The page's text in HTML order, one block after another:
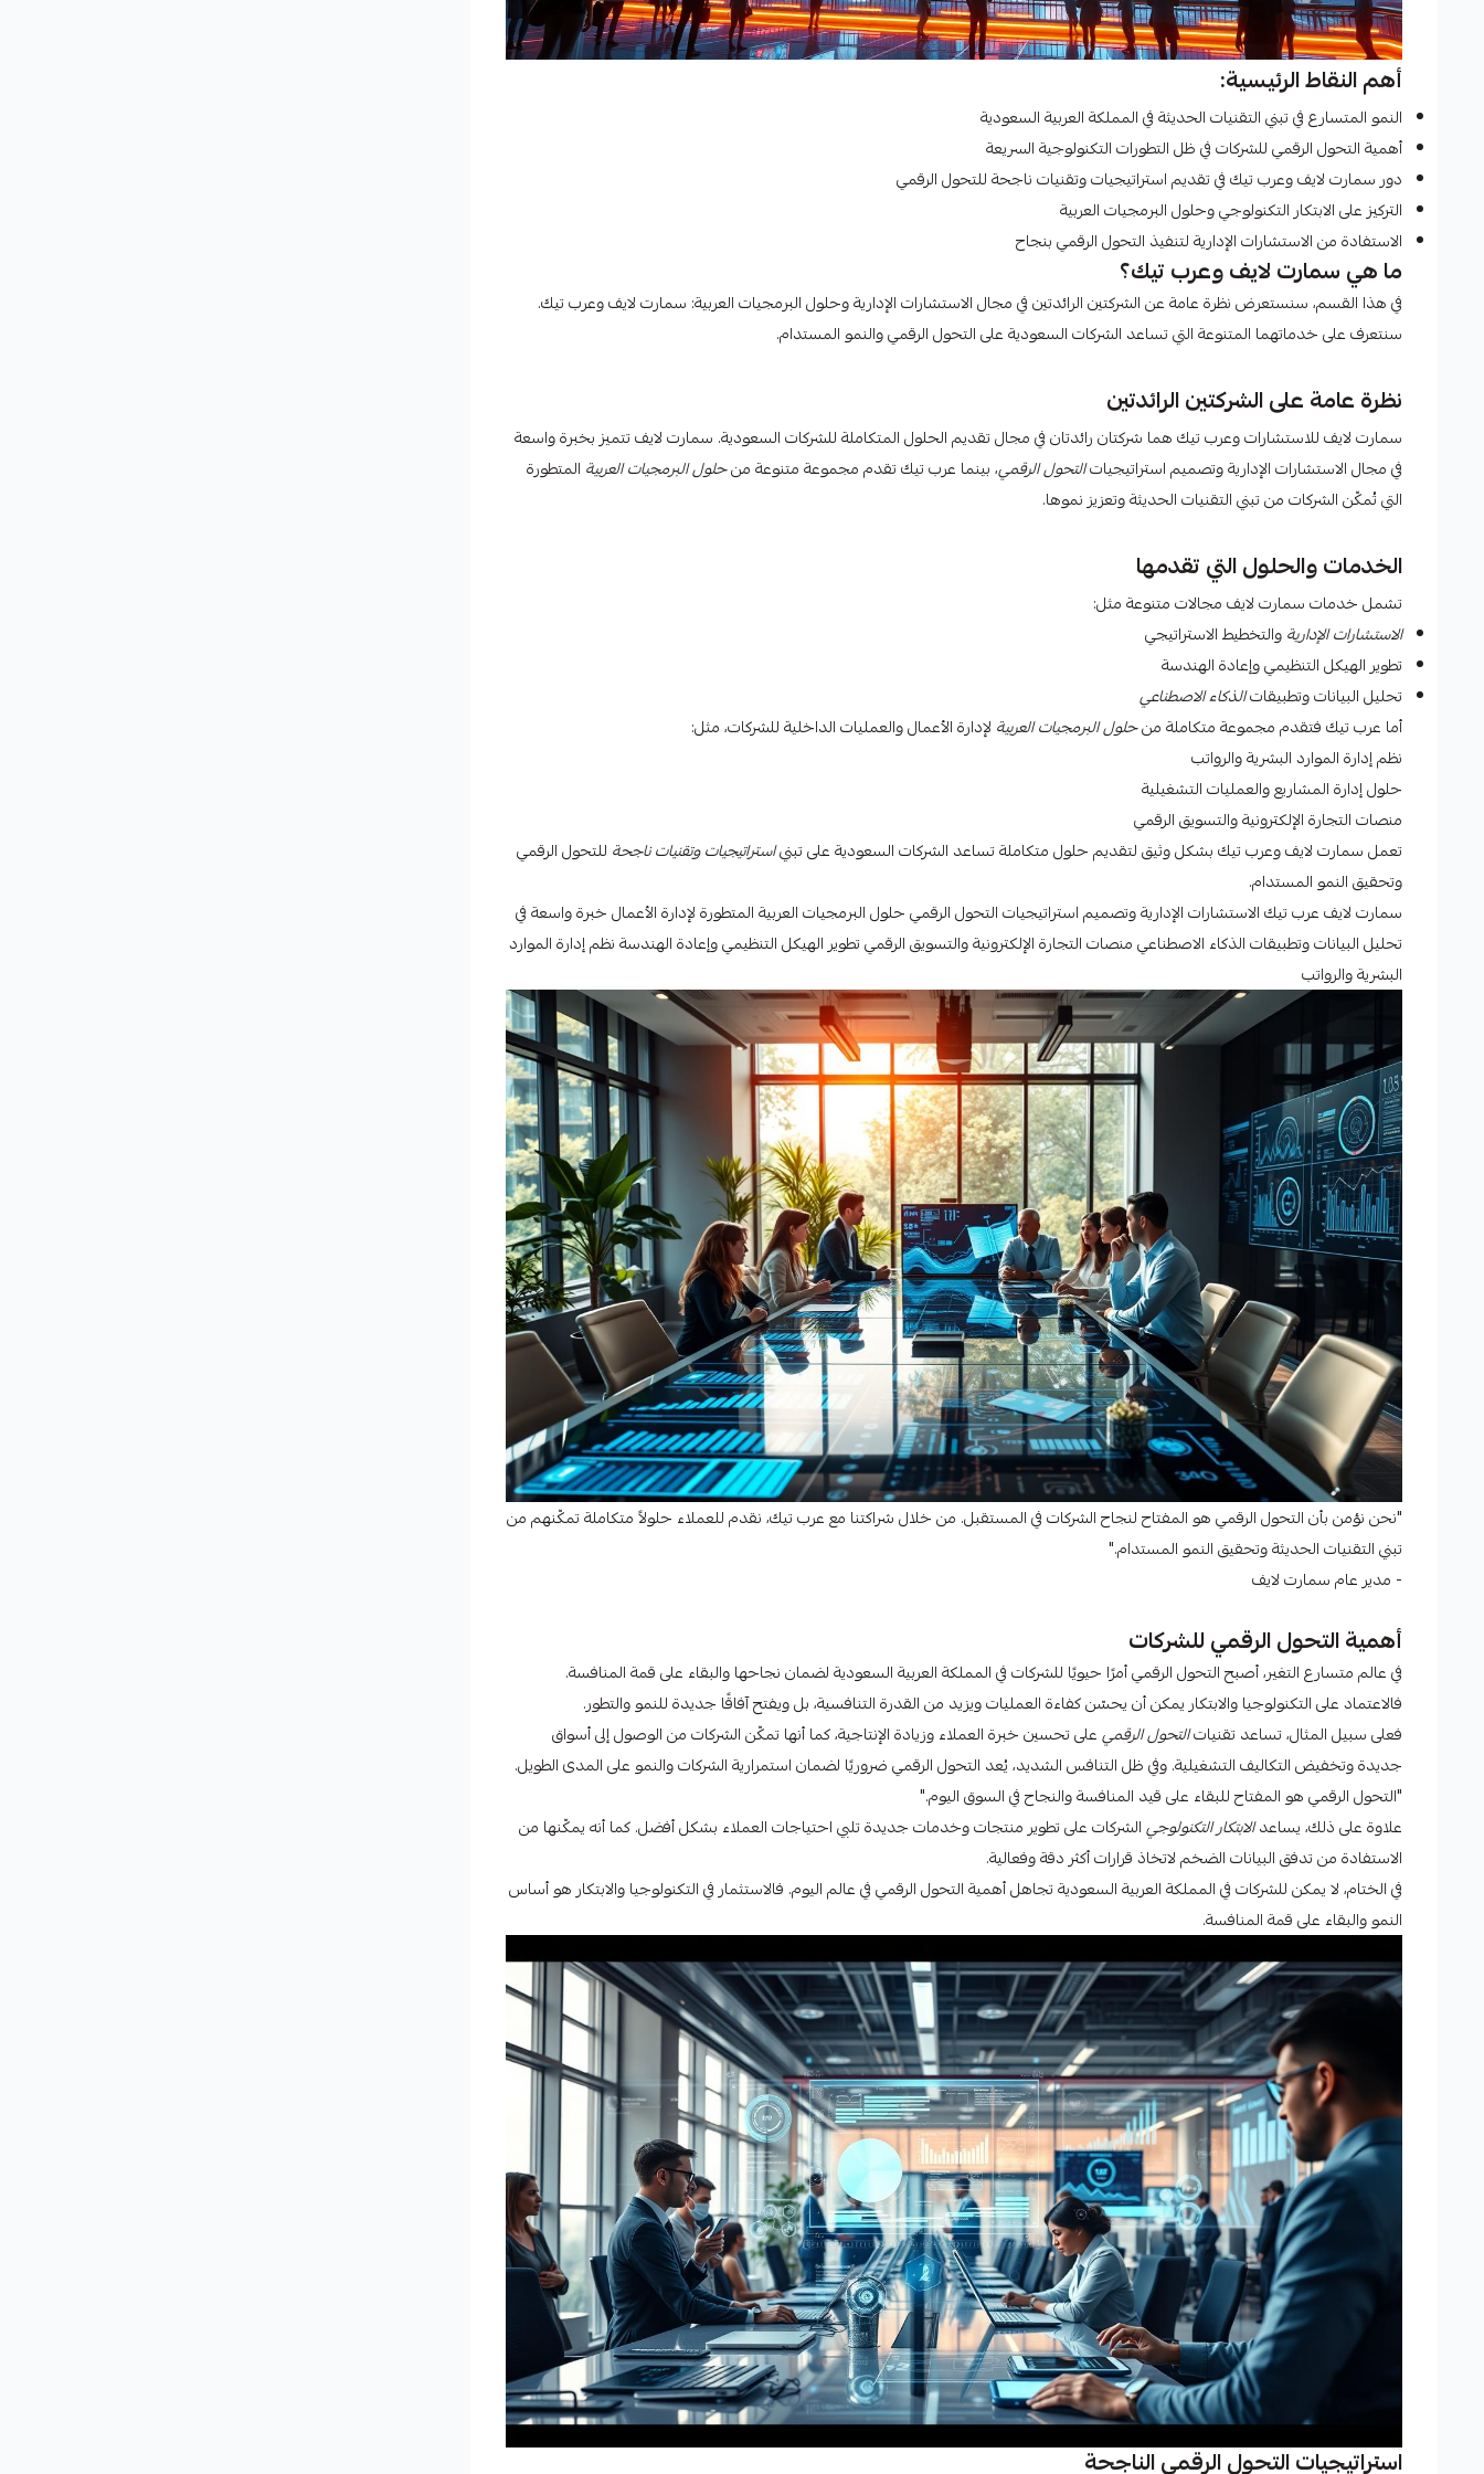
أهم النقاط الرئيسية:
النمو المتسارع في تبني التقنيات الحديثة في المملكة العربية السعودية
أهمية التحول الرقمي للشركات في ظل التطورات التكنولوجية السريعة
دور سمارت لايف وعرب تيك في تقديم استراتيجيات وتقنيات ناجحة للتحول الرقمي
التركيز على الابتكار التكنولوجي وحلول البرمجيات العربية
الاستفادة من الاستشارات الإدارية لتنفيذ التحول الرقمي بنجاح
ما هي سمارت لايف وعرب تيك؟
في هذا القسم، سنستعرض نظرة عامة عن الشركتين الرائدتين في مجال الاستشارات الإدارية وحلول البرمجيات العربية: سمارت لايف وعرب تيك.
سنتعرف على خدماتهما المتنوعة التي تساعد الشركات السعودية على التحول الرقمي والنمو المستدام.
نظرة عامة على الشركتين الرائدتين
سمارت لايف للاستشارات وعرب تيك هما شركتان رائدتان في مجال تقديم الحلول المتكاملة للشركات السعودية. سمارت لايف تتميز بخبرة واسعة
في مجال الاستشارات الإدارية وتصميم استراتيجياتالتحول الرقمي، بينما عرب تيك تقدم مجموعة متنوعة منحلول البرمجيات العربية المتطورة
التي تُمكّن الشركات من تبني التقنيات الحديثة وتعزيز نموها.
الخدمات والحلول التي تقدمها
تشمل خدمات سمارت لايف مجالات متنوعة مثل:
الاستشارات الإداريةوالتخطيط الاستراتيجي
تطوير الهيكل التنظيمي وإعادة الهندسة
تحليل البيانات وتطبيقاتالذكاء الاصطناعي
أما عرب تيك فتقدم مجموعة متكاملة منحلول البرمجيات العربية لإدارة الأعمال والعمليات الداخلية للشركات، مثل:
نظم إدارة الموارد البشرية والرواتب
حلول إدارة المشاريع والعمليات التشغيلية
منصات التجارة الإلكترونية والتسويق الرقمي
تعمل سمارت لايف وعرب تيك بشكل وثيق لتقديم حلول متكاملة تساعد الشركات السعودية على تبنياستراتيجيات وتقنيات ناجحة للتحول الرقمي
وتحقيق النمو المستدام.
سمارت لايف عرب تيك الاستشارات الإدارية وتصميم استراتيجيات التحول الرقمي حلول البرمجيات العربية المتطورة لإدارة الأعمال خبرة واسعة في
تحليل البيانات وتطبيقات الذكاء الاصطناعي منصات التجارة الإلكترونية والتسويق الرقمي تطوير الهيكل التنظيمي وإعادة الهندسة نظم إدارة الموارد
البشرية والرواتب
"نحن نؤمن بأن التحول الرقمي هو المفتاح لنجاح الشركات في المستقبل. من خلال شراكتنا مع عرب تيك، نقدم للعملاء حلولاً متكاملة تمكّنهم من
تبني التقنيات الحديثة وتحقيق النمو المستدام."
- مدير عام سمارت لايف
أهمية التحول الرقمي للشركات
في عالم متسارع التغير، أصبح التحول الرقمي أمرًا حيويًا للشركات في المملكة العربية السعودية لضمان نجاحها والبقاء على قمة المنافسة.
فالاعتماد على التكنولوجيا والابتكار يمكن أن يحسّن كفاءة العمليات ويزيد من القدرة التنافسية، بل ويفتح آفاقًا جديدة للنمو والتطور.
فعلى سبيل المثال، تساعد تقنياتالتحول الرقميعلى تحسين خبرة العملاء وزيادة الإنتاجية، كما أنها تمكّن الشركات من الوصول إلى أسواق
جديدة وتخفيض التكاليف التشغيلية. وفي ظل التنافس الشديد، يُعد التحول الرقمي ضروريًا لضمان استمرارية الشركات والنمو على المدى الطويل.
"التحول الرقمي هو المفتاح للبقاء على قيد المنافسة والنجاح في السوق اليوم."
علاوة على ذلك، يساعدالابتكار التكنولوجيالشركات على تطوير منتجات وخدمات جديدة تلبي احتياجات العملاء بشكل أفضل. كما أنه يمكّنها من
الاستفادة من تدفق البيانات الضخم لاتخاذ قرارات أكثر دقة وفعالية.
في الختام، لا يمكن للشركات في المملكة العربية السعودية تجاهل أهمية التحول الرقمي في عالم اليوم. فالاستثمار في التكنولوجيا والابتكار هو أساس
النمو والبقاء على قمة المنافسة.
استراتيجيات التحول الرقمي الناجحة